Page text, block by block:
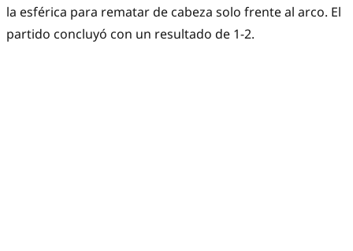
la esférica para rematar de cabeza solo frente al arco. El
partido concluyó con un resultado de 1-2.